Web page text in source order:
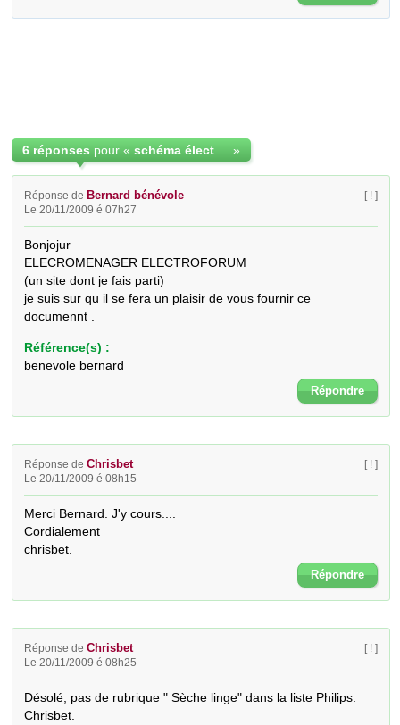
6 réponses pour « »
Réponse de Bernard bénévole
Le 20/11/2009 é 07h27
[ ! ]
Bonjojur
ELECROMENAGER ELECTROFORUM
(un site dont je fais parti)
je suis sur qu il se fera un plaisir de vous fournir ce
documennt .
Référence(s) :
benevole bernard
Répondre
Réponse deChrisbet
Le 20/11/2009 é 08h15
[ ! ]
Merci Bernard. J'y cours....
Cordialement
chrisbet.
Répondre
Réponse deChrisbet
Le 20/11/2009 é 08h25
[ ! ]
Désolé, pas de rubrique " Sèche linge" dans la liste Philips.
Chrisbet.